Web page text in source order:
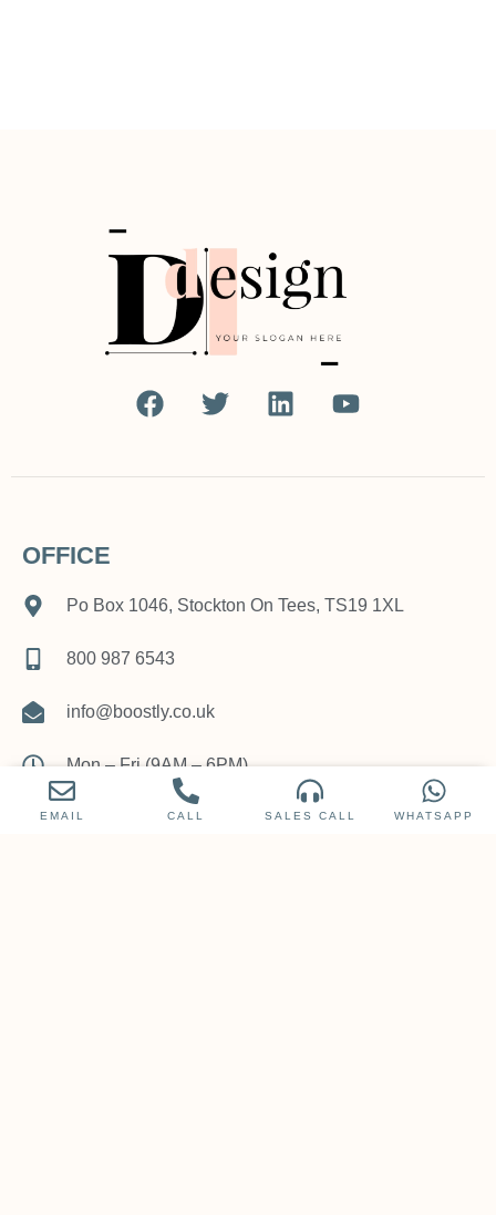
OFFICE
Po Box 1046, Stockton On Tees, TS19 1XL
800 987 6543
info@boostly.co.uk
Mon – Fri (9AM – 6PM)
EMAIL CALL SALES CALL WHATSAPP